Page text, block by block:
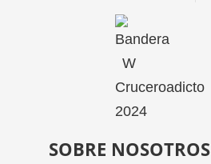
SOBRE NOSOTROS